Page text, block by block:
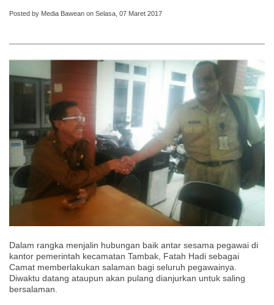
Posted by Media Bawean on Selasa, 07 Maret 2017
Dalam rangka menjalin hubungan baik antar sesama pegawai di
kantor pemerintah kecamatan Tambak, Fatah Hadi sebagai
Camat memberlakukan salaman bagi seluruh pegawainya.
Diwaktu datang ataupun akan pulang dianjurkan untuk saling
bersalaman.